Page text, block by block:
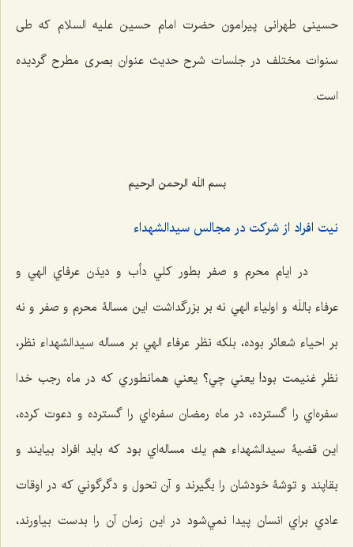
حسینی طهرانی پیرامون حضرت امام حسین علیه السلام که طی
سنوات مختلف در جلسات شرح حدیث عنوان بصری مطرح گردیده
است.
بسم اللَه الرحمن الرحیم
نيت افراد از شركت در مجالس سيدالشهداء
در ايام محرم و صفر بطور كلي دأب و دیدَن عرفاي الهي و
عرفاء باللَه و اولياء الهي نه بر بزرگداشت اين مسالۀ محرم و صفر و نه
بر احياء شعائر بوده، بلکه نظر عرفاء الهي بر مساله سيدالشهداء نظر،
‌نظرِ غنيمت بود! يعني چي؟ يعني همانطوري كه در ماه رجب خدا
سفره‌اي را گسترده، در ماه رمضان سفره‌اي را گسترده و دعوت كرده،
اين قضيۀ سيدالشهداء هم يك مساله‌اي بود كه بايد افراد بيايند و
بقاپند و توشۀ خودشان را بگيرند و آن تحول و دگرگوني كه در اوقات
عادي براي انسان پيدا نمي‌شود در اين زمان آن را بدست بیاورند،